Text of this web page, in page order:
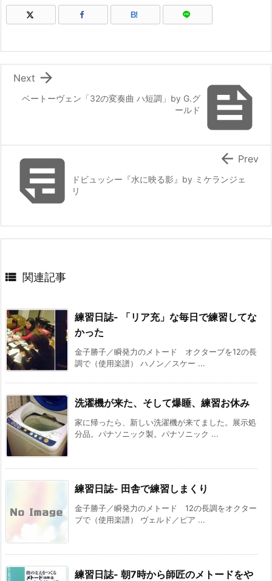
B!

ベートーヴェン「32の変奏曲 ハ短調」by G.グ
ールド

Next

ドビュッシー『水に映る影』by ミケランジェ
リ
 Prev
 関連記事
練習日誌- 「リア充」な毎日で練習してな
かった
金子勝子／瞬発力のメトード オクターブを12の長
調で（使用楽譜） ハノン／スケー ...
洗濯機が来た、そして爆睡、練習お休み
家に帰ったら、新しい洗濯機が来てました。展示処
分品。パナソニック製。パナソニック ...
練習日誌- 田舎で練習しまくり
金子勝子／瞬発力のメトード 12の長調をオクター
ブで（使用楽譜） ヴェルド／ピア ...
練習日誌- 朝7時から師匠のメトードをや